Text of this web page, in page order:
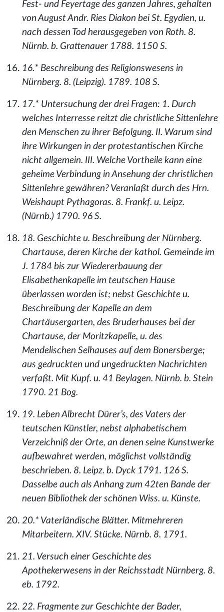
Fest- und Feyertage des ganzen Jahres, gehalten
von August Andr. Ries Diakon bei St. Egydien, u.
nach dessen Tod herausgegeben von Roth. 8.
Nürnb. b. Grattenauer 1788. 1150 S.
16.* Beschreibung des Religionswesens in
Nürnberg. 8. (Leipzig). 1789. 108 S.
17.* Untersuchung der drei Fragen: 1. Durch
welches Interresse reitzt die christliche Sittenlehre
den Menschen zu ihrer Befolgung. II. Warum sind
ihre Wirkungen in der protestantischen Kirche
nicht allgemein. III. Welche Vortheile kann eine
geheime Verbindung in Ansehung der christlichen
Sittenlehre gewähren? Veranlaßt durch des Hrn.
Weishaupt Pythagoras. 8. Frankf. u. Leipz.
(Nürnb.) 1790. 96 S.
18. Geschichte u. Beschreibung der Nürnberg.
Chartause, deren Kirche der kathol. Gemeinde im
J. 1784 bis zur Wiedererbauung der
Elisabethenkapelle im teutschen Hause
überlassen worden ist; nebst Geschichte u.
Beschreibung der Kapelle an dem
Chartäusergarten, des Bruderhauses bei der
Chartause, der Moritzkapelle, u. des
Mendelischen Selhauses auf dem Bonersberge;
aus gedruckten und ungedruckten Nachrichten
verfaßt. Mit Kupf. u. 41 Beylagen. Nürnb. b. Stein
1790. 21 Bog.
19. Leben Albrecht Dürer’s, des Vaters der
teutschen Künstler, nebst alphabetischem
Verzeichniß der Orte, an denen seine Kunstwerke
aufbewahret werden, möglichst vollständig
beschrieben. 8. Leipz. b. Dyck 1791. 126 S.
Dasselbe auch als Anhang zum 42ten Bande der
neuen Bibliothek der schönen Wiss. u. Künste.
20.* Vaterländische Blätter. Mitmehreren
Mitarbeitern. XIV. Stücke. Nürnb. 8. 1791.
21. Versuch einer Geschichte des
Apothekerwesens in der Reichsstadt Nürnberg. 8.
eb. 1792.
22. Fragmente zur Geschichte der Bader,